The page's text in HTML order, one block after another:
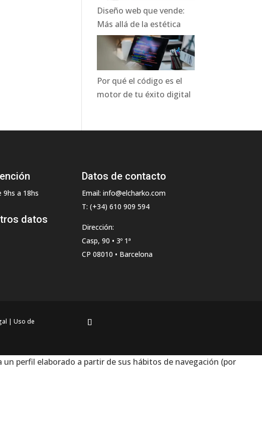
Diseño web que vende:
Más allá de la estética
Por qué el código es el
motor de tu éxito digital
9hs a 18hs
datos
Datos de contacto
Email: info@elcharko.com
T: (+34) 610 909 594
Dirección:
Casp, 90 • 3º 1ª
CP 08010 • Barcelona
|Uso de
perfil elaborado a partir de sus hábitos de navegación (por